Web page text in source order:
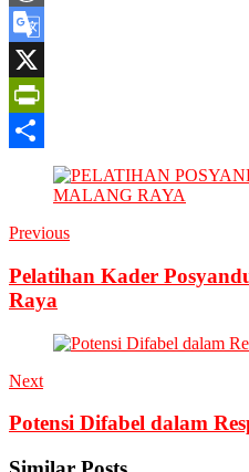
WordPress
Google
Translate
X
PrintFriendly
Previous
Pelatihan Kader
Raya
Next
Potensi Difabel dalam